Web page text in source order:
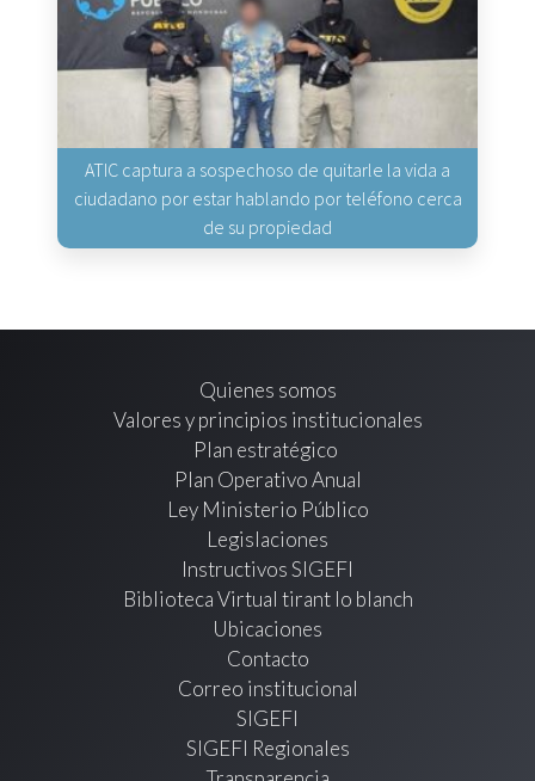
ATIC captura a sospechoso de quitarle la vida a
ciudadano por estar hablando por teléfono cerca
de su propiedad
Quienes somos
Valores y principios institucionales
Plan estratégico
Plan Operativo Anual
Ley Ministerio Público
Legislaciones
Instructivos SIGEFI
Biblioteca Virtual tirant lo blanch
Ubicaciones
Contacto
Correo institucional
SIGEFI
SIGEFI Regionales